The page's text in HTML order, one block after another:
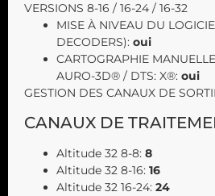
VERSIONS 8-16 / 16-24 / 16-32
MISE À NIVEAU DU
DECODERS): oui
CARTOGRAPHIE
AURO-3D® / DTS: X®: oui
GESTION DES CANAUX DE
CANAUX DE
Altitude 32 8-8: 8
Altitude 32 8-16: 16
Altitude 32 16-24: 24